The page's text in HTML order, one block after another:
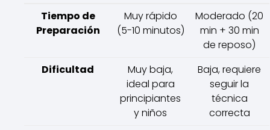
Tiempo de
Preparación
Muy rápido
(5-10 minutos)
Moderado (20
min + 30 min
de reposo)
Dificultad
Muy baja,
ideal para
principiantes
y niños
Baja, requiere
seguir la
técnica
correcta